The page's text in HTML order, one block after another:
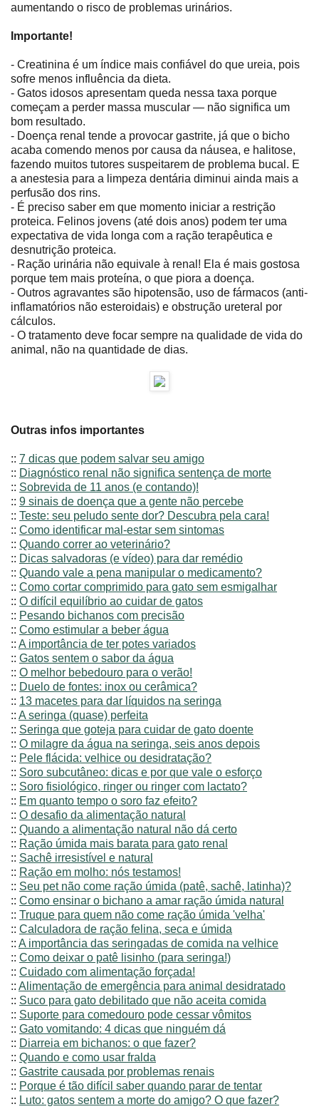
aumentando o risco de problemas urinários.
Importante!
- Creatinina é um índice mais confiável do que ureia, pois
sofre menos influência da dieta.
- Gatos idosos apresentam queda nessa taxa porque
começam a perder massa muscular ― não significa um
bom resultado.
- Doença renal tende a provocar gastrite, já que o bicho
acaba comendo menos por causa da náusea, e halitose,
fazendo muitos tutores suspeitarem de problema bucal. E
a anestesia para a limpeza dentária diminui ainda mais a
perfusão dos rins.
- É preciso saber em que momento iniciar a restrição
proteica. Felinos jovens (até dois anos) podem ter uma
expectativa de vida longa com a ração terapêutica e
desnutrição proteica.
- Ração urinária não equivale à renal! Ela é mais gostosa
porque tem mais proteína, o que piora a doença.
- Outros agravantes são hipotensão, uso de fármacos (anti-
inflamatórios não esteroidais) e obstrução ureteral por
cálculos.
- O tratamento deve focar sempre na qualidade de vida do
animal, não na quantidade de dias.
Outras infos importantes
:: 7 dicas que podem salvar seu amigo
:: Diagnóstico renal não significa sentença de morte
:: Sobrevida de 11 anos (e contando)!
:: 9 sinais de doença que a gente não percebe
:: Teste: seu peludo sente dor? Descubra pela cara!
:: Como identificar mal-estar sem sintomas
:: Quando correr ao veterinário?
:: Dicas salvadoras (e vídeo) para dar remédio
:: Quando vale a pena manipular o medicamento?
:: Como cortar comprimido para gato sem esmigalhar
:: O difícil equilíbrio ao cuidar de gatos
:: Pesando bichanos com precisão
:: Como estimular a beber água
:: A importância de ter potes variados
:: Gatos sentem o sabor da água
:: O melhor bebedouro para o verão!
:: Duelo de fontes: inox ou cerâmica?
:: 13 macetes para dar líquidos na seringa
:: A seringa (quase) perfeita
:: Seringa que goteja para cuidar de gato doente
:: O milagre da água na seringa, seis anos depois
:: Pele flácida: velhice ou desidratação?
:: Soro subcutâneo: dicas e por que vale o esforço
:: Soro fisiológico, ringer ou ringer com lactato?
:: Em quanto tempo o soro faz efeito?
:: O desafio da alimentação natural
:: Quando a alimentação natural não dá certo
:: Ração úmida mais barata para gato renal
:: Sachê irresistível e natural
:: Ração em molho: nós testamos!
:: Seu pet não come ração úmida (patê, sachê, latinha)?
:: Como ensinar o bichano a amar ração úmida natural
:: Truque para quem não come ração úmida 'velha'
:: Calculadora de ração felina, seca e úmida
:: A importância das seringadas de comida na velhice
:: Como deixar o patê lisinho (para seringa!)
:: Cuidado com alimentação forçada!
:: Alimentação de emergência para animal desidratado
:: Suco para gato debilitado que não aceita comida
:: Suporte para comedouro pode cessar vômitos
:: Gato vomitando: 4 dicas que ninguém dá
:: Diarreia em bichanos: o que fazer?
:: Quando e como usar fralda
:: Gastrite causada por problemas renais
:: Porque é tão difícil saber quando parar de tentar
:: Luto: gatos sentem a morte do amigo? O que fazer?